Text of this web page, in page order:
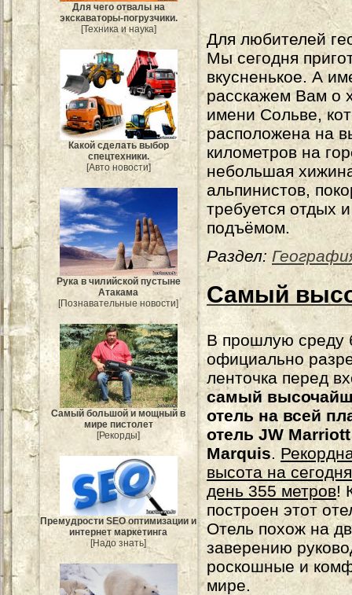
Для чего отвалы на
экскаваторы-погрузчики.
[Техника и наука]
Какой сделать выбор
спецтехники.
[Авто новости]
Рука в чилийской пустыне
Атакама
[Познавательные новости]
Самый большой и мощный в
мире пистолет
[Рекорды]
Премудрости SEO оптимизации и
интернет маркетинга
[Надо знать]
Для любителей
Мы сегодня
вкусненькое. А
расскажем Вам о
имени Сольве,
расположена на
километров на
небольшая
альпинистов,
требуется отдых
подъёмом.
Раздел:
Самый
В прошлую среду
официально
ленточка перед
самый
отель на всей
отель JW Marriott
Marquis.
высота на
день 355 метров!
построен этот
Отель похож на
заверению
роскошные и
мире.